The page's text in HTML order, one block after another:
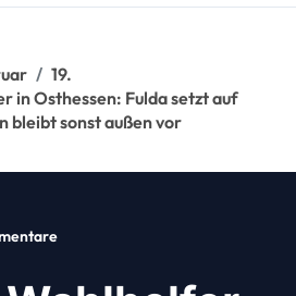
19.
in Osthessen: Fulda setzt auf
bleibt sonst außen vor